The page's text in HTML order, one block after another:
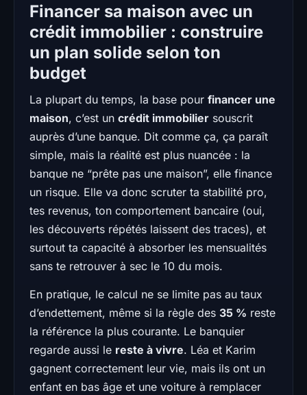
Financer sa maison avec un
crédit immobilier : construire
un plan solide selon ton
budget
La plupart du temps, la base pour financer une
maison, c’est un crédit immobilier souscrit
auprès d’une banque. Dit comme ça, ça paraît
simple, mais la réalité est plus nuancée : la
banque ne “prête pas une maison”, elle finance
un risque. Elle va donc scruter ta stabilité pro,
tes revenus, ton comportement bancaire (oui,
les découverts répétés laissent des traces), et
surtout ta capacité à absorber les mensualités
sans te retrouver à sec le 10 du mois.
En pratique, le calcul ne se limite pas au taux
d’endettement, même si la règle des 35 % reste
la référence la plus courante. Le banquier
regarde aussi le reste à vivre. Léa et Karim
gagnent correctement leur vie, mais ils ont un
enfant en bas âge et une voiture à remplacer